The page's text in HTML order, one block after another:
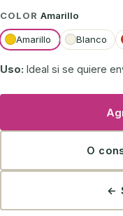
COLOR Amarillo
Amarillo Blanco
Uso: Ideal si se quiere
O
←